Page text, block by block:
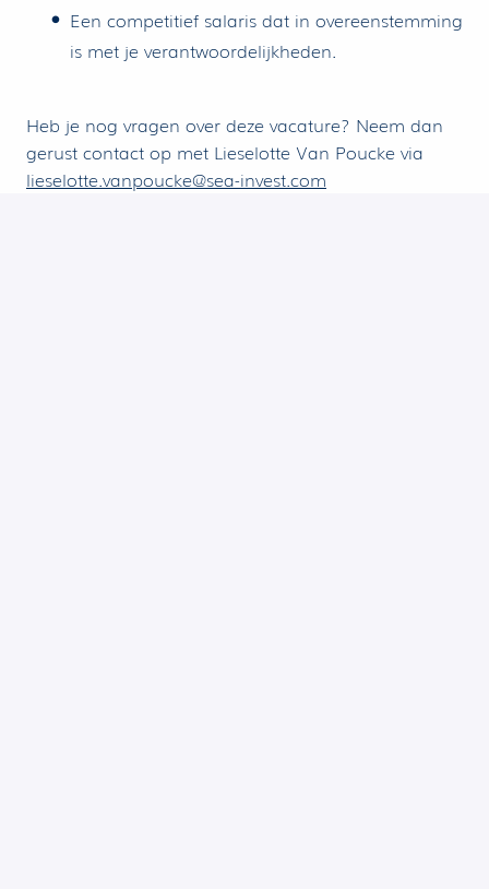
Een competitief salaris dat in overeenstemming
is met je verantwoordelijkheden.
Heb je nog vragen over deze vacature? Neem dan
gerust contact op met Lieselotte Van Poucke via
lieselotte.vanpoucke@sea-invest.com